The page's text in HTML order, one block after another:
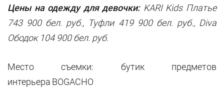
Цены на одежду для девочки:KARI Kids Платье
743 900 бел. руб., Туфли 419 900 бел. руб., Diva
Ободок 104 900 бел. руб.
Место съемки: бутик предметов
интерьера BOGACHO